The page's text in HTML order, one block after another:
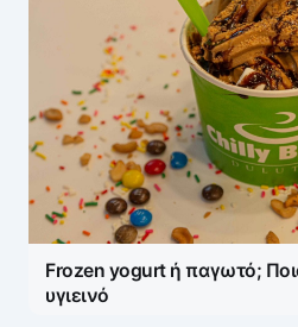
Frozen yogurt ή παγωτό;
υγιεινό